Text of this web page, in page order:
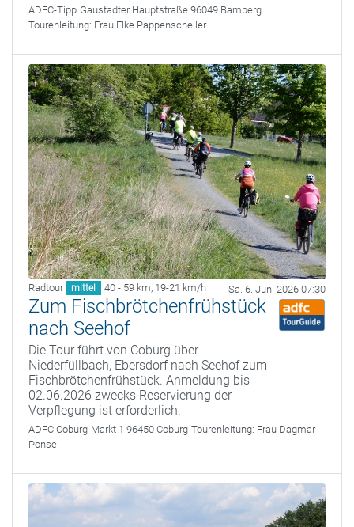
ADFC-Tipp Gaustadter Hauptstraße 96049 Bamberg
Tourenleitung: Frau Elke Pappenscheller
Radtour mittel 40 - 59 km, 19-21 km/h Sa. 6. Juni 2026 07:30
Zum Fischbrötchenfrühstück
nach Seehof
Die Tour führt von Coburg über
Niederfüllbach, Ebersdorf nach Seehof zum
Fischbrötchenfrühstück. Anmeldung bis
02.06.2026 zwecks Reservierung der
Verpflegung ist erforderlich.
ADFC Coburg Markt 1 96450 Coburg Tourenleitung: Frau Dagmar
Ponsel